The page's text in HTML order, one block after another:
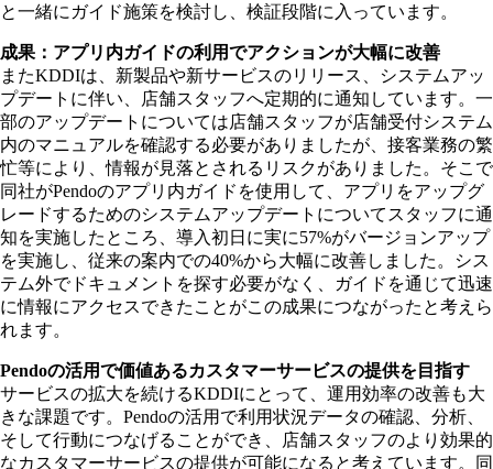
と一緒にガイド施策を検討し、検証段階に入っています。
成果：アプリ内ガイドの利用でアクションが大幅に改善
またKDDIは、新製品や新サービスのリリース、システムアッ
プデートに伴い、店舗スタッフへ定期的に通知しています。一
部のアップデートについては店舗スタッフが店舗受付システム
内のマニュアルを確認する必要がありましたが、接客業務の繁
忙等により、情報が見落とされるリスクがありました。そこで
同社がPendoのアプリ内ガイドを使用して、アプリをアップグ
レードするためのシステムアップデートについてスタッフに通
知を実施したところ、導入初日に実に57%がバージョンアップ
を実施し、従来の案内での40%から大幅に改善しました。シス
テム外でドキュメントを探す必要がなく、ガイドを通じて迅速
に情報にアクセスできたことがこの成果につながったと考えら
れます。
Pendoの活用で価値あるカスタマーサービスの提供を目指す
サービスの拡大を続けるKDDIにとって、運用効率の改善も大
きな課題です。Pendoの活用で利用状況データの確認、分析、
そして行動につなげることができ、店舗スタッフのより効果的
なカスタマーサービスの提供が可能になると考えています。同